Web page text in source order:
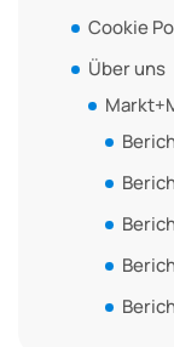
Cookie
Über uns